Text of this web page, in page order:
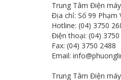
Trung Tâm Điện
Địa chỉ: Số 99 Phạm
Hotline: (04) 3750
Điện thoại: (04)
Fax: (04) 3750 2488
Email:
Trung Tâm Điện